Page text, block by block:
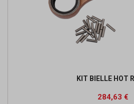
KIT BIELLE HOT
Prix
284,63 €